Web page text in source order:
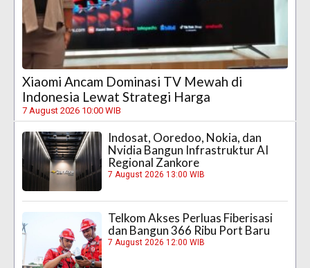
Xiaomi Ancam Dominasi TV Mewah di
Indonesia Lewat Strategi Harga
7 August 2026 10:00 WIB
Indosat, Ooredoo, Nokia, dan
Nvidia Bangun Infrastruktur AI
Regional Zankore
7 August 2026 13:00 WIB
Telkom Akses Perluas Fiberisasi
dan Bangun 366 Ribu Port Baru
7 August 2026 12:00 WIB